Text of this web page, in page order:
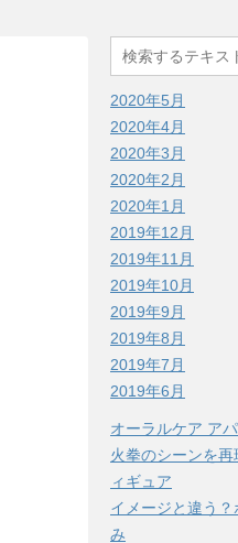
2020年5月
2020年4月
2020年3月
2020年2月
2020年1月
2019年12月
2019年11月
2019年10月
2019年9月
2019年8月
2019年7月
2019年6月
オーラルケア ア
火拳のシーンを
ィギュア
イメージと違う
み